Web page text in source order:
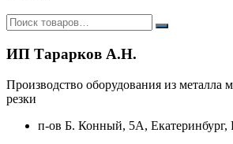
ИП Тарарков А.Н.
Производство оборудования из металла
резки
п-ов Б. Конный, 5А, Екатеринбург,